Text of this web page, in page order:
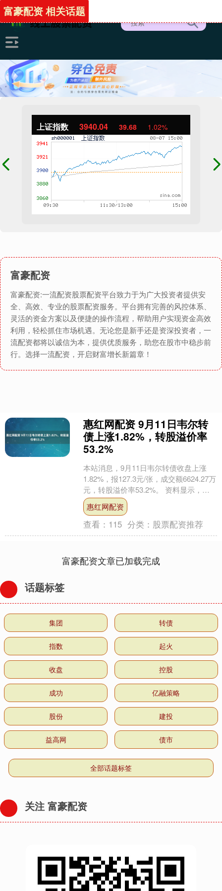
上证指数 3940.04 39.68 1.02%
富豪配资
富豪配资:一流配资股票配资平台致力于为广大投资者提供安
全、高效、专业的股票配资服务。平台拥有完善的风控体系、
灵活的资金方案以及便捷的操作流程，帮助用户实现资金高效
利用，轻松抓住市场机遇。无论您是新手还是资深投资者，一
流配资都将以诚信为本，提供优质服务，助您在股市中稳步前
行。选择一流配资，开启财富增长新篇章！
富豪配资 相关话题
惠红网配资 9月11日韦尔转
债上涨1.82%，转股溢价率
53.2%
本站消息，9月11日韦尔转债收盘上涨
1.82%，报127.3元/张，成交额6624.27万
元，转股溢价率53.2%。 资料显示，韦
尔转债信用级别为“AA+”，债....
惠红网配资
查看： 115 分类： 股票配资推荐
富豪配资文章已加载完成
话题标签
集团 转债
指数 起火
收盘 控股
成功 亿融策略
股份 建投
益高网 债市
全部话题标签
关注 富豪配资